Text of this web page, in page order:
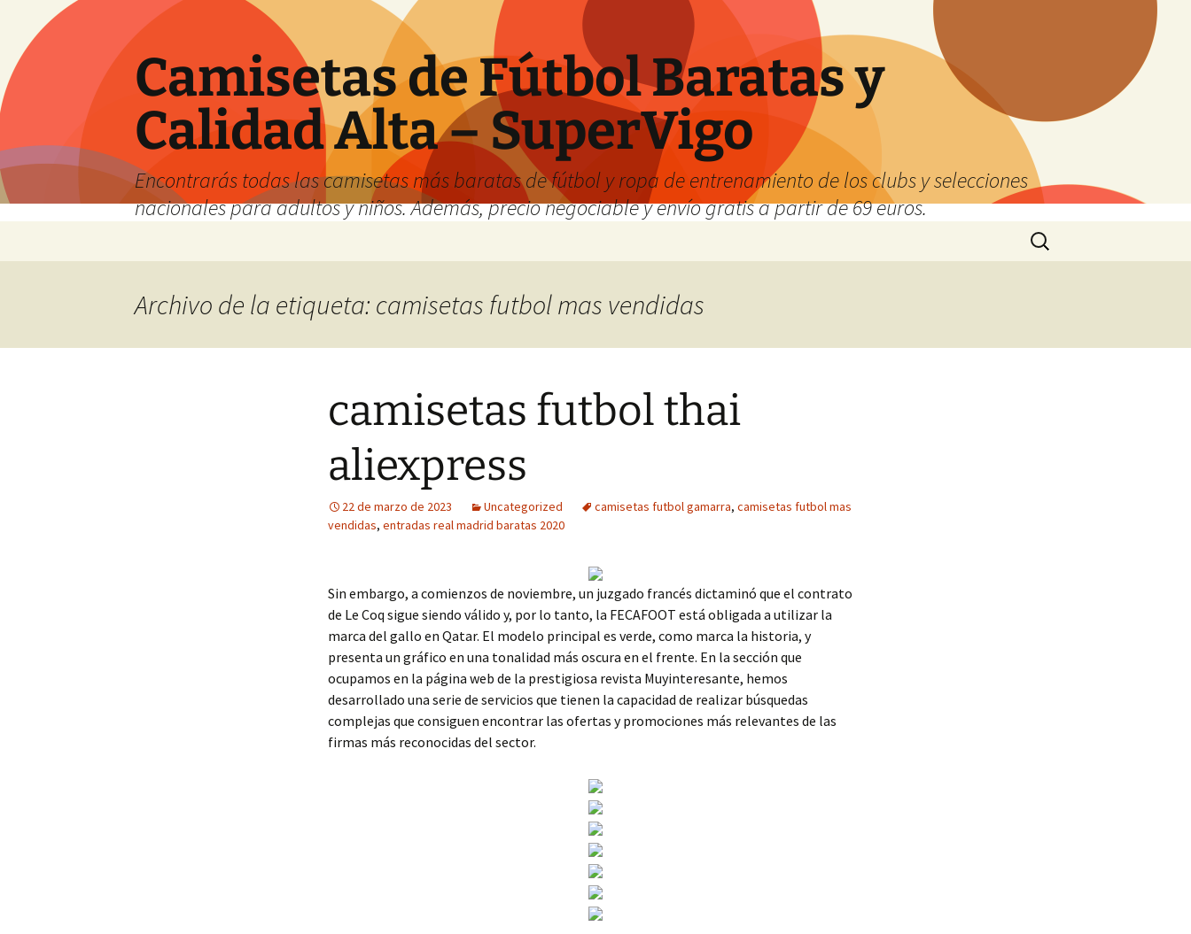
Camisetas de Fútbol Baratas y
Calidad Alta – SuperVigo
Encontrarás todas las camisetas más baratas de fútbol y ropa de entrenamiento de los clubs y selecciones
nacionales para adultos y niños. Además, precio negociable y envío gratis a partir de 69 euros.
Buscar:
Archivo de la etiqueta: camisetas futbol mas vendidas
camisetas futbol thai
aliexpress
22 de marzo de 2023 Uncategorized camisetas futbol gamarra, camisetas futbol mas
vendidas, entradas real madrid baratas 2020
Sin embargo, a comienzos de noviembre, un juzgado francés dictaminó que el contrato
de Le Coq sigue siendo válido y, por lo tanto, la FECAFOOT está obligada a utilizar la
marca del gallo en Qatar. El modelo principal es verde, como marca la historia, y
presenta un gráfico en una tonalidad más oscura en el frente. En la sección que
ocupamos en la página web de la prestigiosa revista Muyinteresante, hemos
desarrollado una serie de servicios que tienen la capacidad de realizar búsquedas
complejas que consiguen encontrar las ofertas y promociones más relevantes de las
firmas más reconocidas del sector.